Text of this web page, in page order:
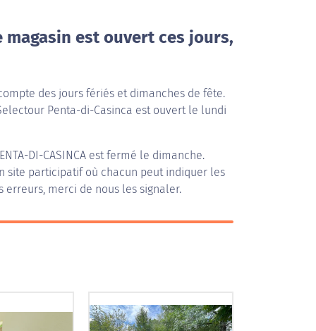
est ouvert ces jours,
des jours fériés et dimanches de fête.
Penta-di-Casinca est ouvert le lundi
DI-CASINCA est fermé le dimanche.
site participatif où chacun peut indiquer les
erreurs, merci de nous les signaler.